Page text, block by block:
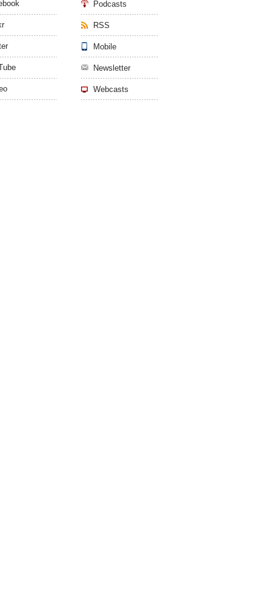
Podcasts
RSS
Mobile
Newsletter
Webcasts